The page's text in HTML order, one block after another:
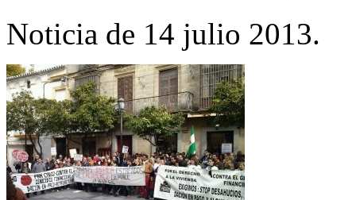
Noticia de 14 julio 2013.